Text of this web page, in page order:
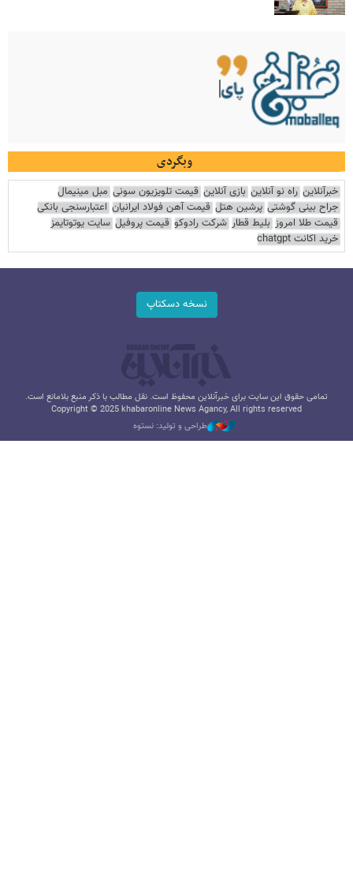
وبگردی
خبرآنلاین راه نو آنلاین بازی آنلاین قیمت تلویزیون سونی مبل مینیمال
جراح بینی گوشتی پرشین هتل قیمت آهن فولاد ایرانیان اعتبارسنجی بانکی
قیمت طلا امروز بلیط قطار شرکت رادوکو قیمت پروفیل سایت یوتوتایمز
خرید اکانت chatgpt
نسخه دسکتاپ
تمامی حقوق این سایت برای خبرآنلاین محفوظ است. نقل مطالب با ذکر منبع بلامانع است.
Copyright © 2025 khabaronline News Agancy, All rights reserved
طراحی و تولید: نستوه